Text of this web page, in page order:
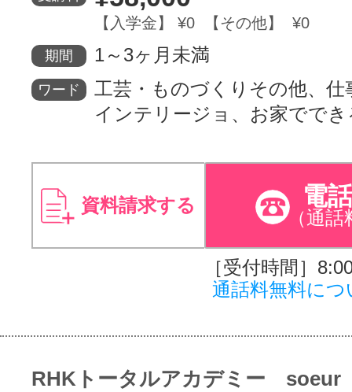
【入学金】 ¥0 【その他】 ¥0
期間 1～3ヶ月未満
ワード
工芸・ものづくりその他、仕
インテリージョ、お家ででき
資料請求する 電
（通話
［受付時間］
通話料無料につ
RHKトータルアカデミー soeur